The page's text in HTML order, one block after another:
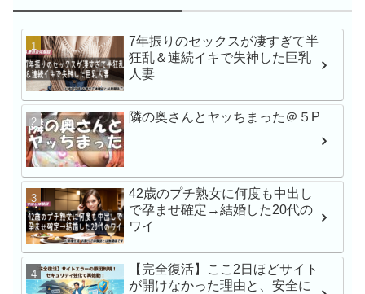
7年振りのセックスが凄すぎて半
狂乱＆連続イキで失神した巨乳
人妻
隣の奥さんとヤッちまった＠５P
42歳のプチ熟女に何度も中出し
で孕ませ確定→結婚した20代の
ワイ
【完全復活】ここ2日ほどサイト
が開けなかった理由と、安全に
新人NO.1 STYLE 最
瀬戸環奈AVデビュー
最強ヒロインAV初体
MFCS-149 刺激を求
Gcup元カノ あまちゅ
REC＃みき＃OL